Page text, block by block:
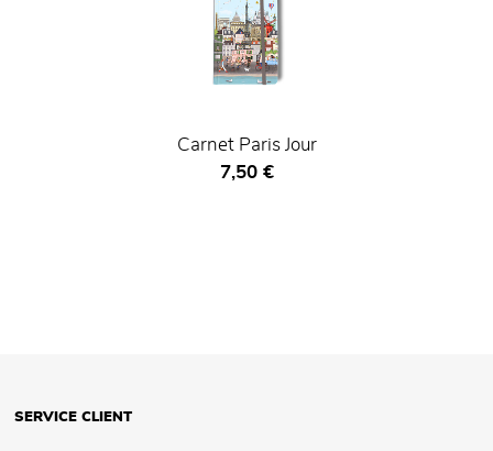
Carnet Paris Jour
Prix ​​actuel
7,50 €
SERVICE CLIENT